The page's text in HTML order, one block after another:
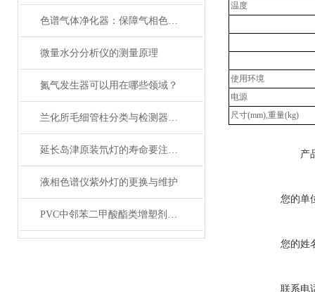
色谱气体净化器：保障气相色谱分析的关键设备
微量水分分析仪的测量原理
氮气发生器可以用在哪些领域？
兰化所毛细管柱分类与检测器的连接说明
延长岛津原装氘灯的寿命要注意哪些？
液相色谱仪紫外灯的更换与维护
PVC中邻苯二甲酸酯类增塑剂分析方法
温度
使用环境
电源
尺寸(mm),重量(kg)
产
您的单
您的姓
联系电